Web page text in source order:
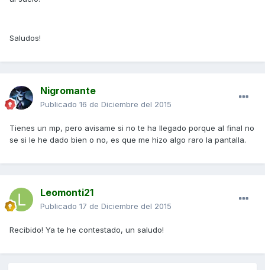
Saludos!
Nigromante
Publicado 16 de Diciembre del 2015
Tienes un mp, pero avisame si no te ha llegado porque al final no
se si le he dado bien o no, es que me hizo algo raro la pantalla.
Leomonti21
Publicado 17 de Diciembre del 2015
Recibido! Ya te he contestado, un saludo!